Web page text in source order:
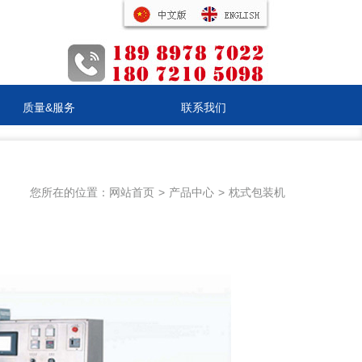
质量&服务 联系我们
您所在的位置： 网站首页 > 产品中心 > 枕式包装机